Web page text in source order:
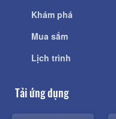
Khám phá
Mua sắm
Lịch trình
Tải ứng dụng